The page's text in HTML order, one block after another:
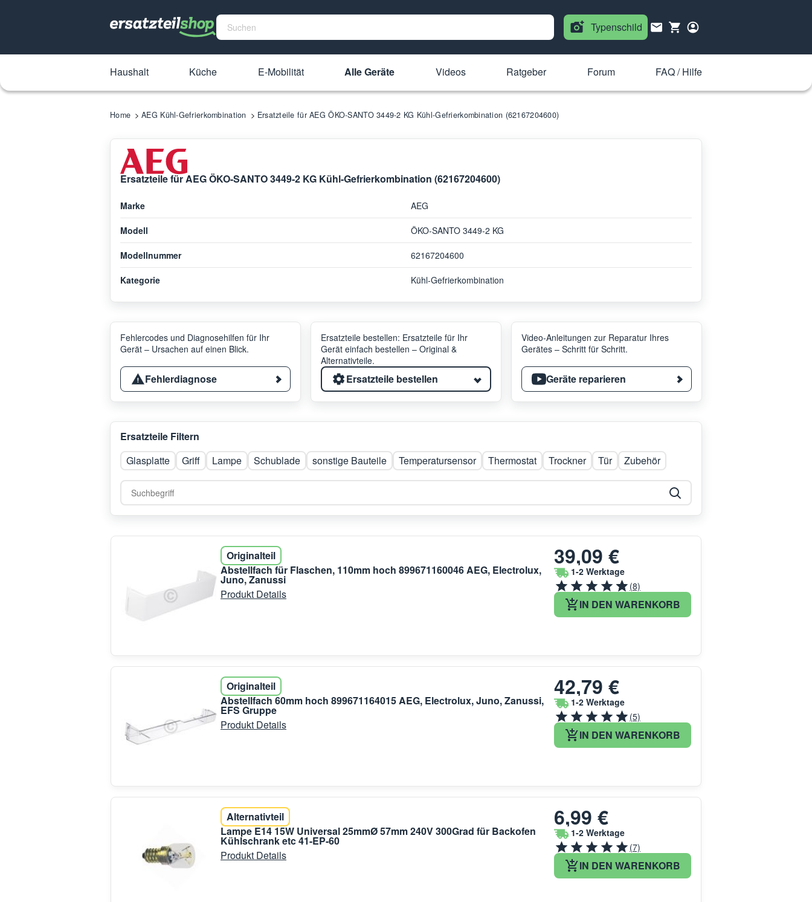
Typenschild
Haushalt Küche E-Mobilität Alle Geräte Videos Ratgeber Forum FAQ / Hilfe
Home AEG Kühl-Gefrierkombination Ersatzteile für AEG ÖKO-SANTO 3449-2 KG Kühl-Gefrierkombination (62167204600)
Ersatzteile für AEG ÖKO-SANTO 3449-2 KG Kühl-Gefrierkombination (62167204600)
Marke AEG
Modell ÖKO-SANTO 3449-2 KG
Modellnummer 62167204600
Kategorie Kühl-Gefrierkombination
Fehlercodes und Diagnosehilfen für Ihr
Gerät – Ursachen auf einen Blick.
Fehlerdiagnose
Ersatzteile bestellen: Ersatzteile für Ihr
Gerät einfach bestellen – Original &
Alternativteile.
Ersatzteile bestellen
Video-Anleitungen zur Reparatur Ihres
Gerätes – Schritt für Schritt.
Geräte reparieren
Ersatzteile Filtern
Glasplatte
Griff Lampe Schublade sonstige Bauteile Temperatursensor Thermostat Trockner Tür Zubehör
Originalteil
Abstellfach für Flaschen, 110mm hoch 899671160046 AEG, Electrolux,
Juno, Zanussi
Produkt Details
39,09 €
1-2 Werktage
(8)
IN DEN WARENKORB
Originalteil
Abstellfach 60mm hoch 899671164015 AEG, Electrolux, Juno, Zanussi,
EFS Gruppe
Produkt Details
42,79 €
1-2 Werktage
(5)
IN DEN WARENKORB
Alternativteil
Lampe E14 15W Universal 25mmØ 57mm 240V 300Grad für Backofen
Kühlschrank etc 41-EP-60
Produkt Details
6,99 €
1-2 Werktage
(7)
IN DEN WARENKORB